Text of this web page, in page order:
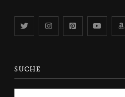
SUCHE